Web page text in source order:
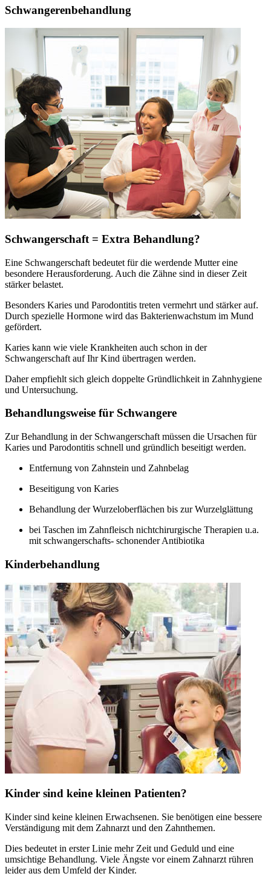
Schwangerenbehandlung
Schwangerschaft = Extra Behandlung?
Eine Schwangerschaft bedeutet für die werdende Mutter eine
besondere Herausforderung. Auch die Zähne sind in dieser Zeit
stärker belastet.
Besonders Karies und Parodontitis treten vermehrt und stärker auf.
Durch spezielle Hormone wird das Bakterienwachstum im Mund
gefördert.
Karies kann wie viele Krankheiten auch schon in der
Schwangerschaft auf Ihr Kind übertragen werden.
Daher empfiehlt sich gleich doppelte Gründlichkeit in Zahnhygiene
und Untersuchung.
Behandlungsweise für Schwangere
Zur Behandlung in der Schwangerschaft müssen die Ursachen für
Karies und Parodontitis schnell und gründlich beseitigt werden.
Entfernung von Zahnstein und Zahnbelag
Beseitigung von Karies
Behandlung der Wurzeloberflächen bis zur Wurzelglättung
bei Taschen im Zahnfleisch nichtchirurgische Therapien u.a.
mit schwangerschafts- schonender Antibiotika
Kinderbehandlung
Kinder sind keine kleinen Patienten?
Kinder sind keine kleinen Erwachsenen. Sie benötigen eine bessere
Verständigung mit dem Zahnarzt und den Zahnthemen.
Dies bedeutet in erster Linie mehr Zeit und Geduld und eine
umsichtige Behandlung. Viele Ängste vor einem Zahnarzt rühren
leider aus dem Umfeld der Kinder.